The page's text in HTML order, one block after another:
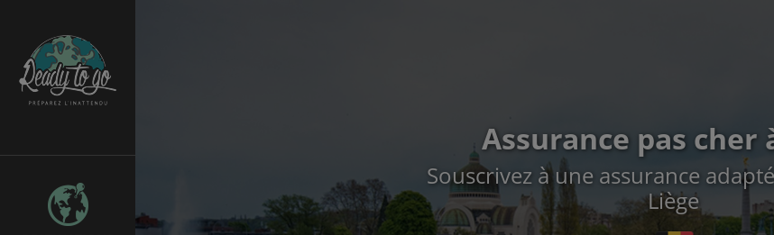
ÉTUDES
EMPLOIS &
STAGES
Assurance pas cher
Souscrivez à une assurance
Liège